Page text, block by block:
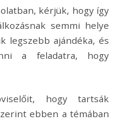
kérjük, hogy így
semmi helye
legszebb ajándéka, és
a feladatra, hogy
hogy tartsák
ebben a témában